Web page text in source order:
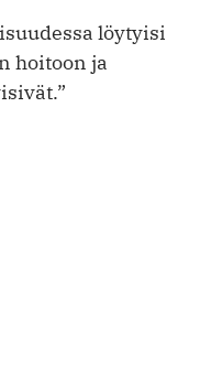
löytyisi
hoitoon ja